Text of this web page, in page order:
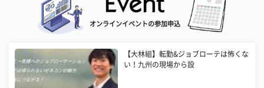
オンラインイベントの参加申込
【大林組】転勤&ジョブローテは怖くな
い！九州の現場から設